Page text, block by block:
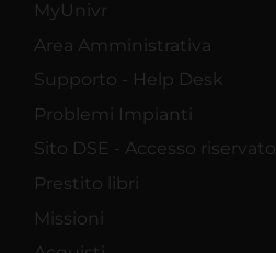
MyUnivr
Area Amministrativa
Supporto - Help Desk
Problemi Impianti
Sito DSE - Accesso riservato
Prestito libri
Missioni